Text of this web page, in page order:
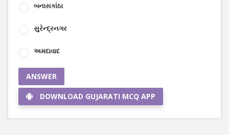
બનાસકાંઠા
સુરેન્દ્રનગર
અમદાવાદ
ANSWER
DOWNLOAD GUJARATI MCQ APP